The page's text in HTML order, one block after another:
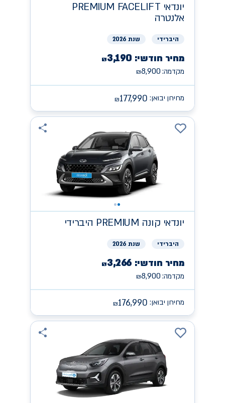
יונדאי PREMIUM FACELIFT
אלנטרה
היברידי שנת 2026
מחיר חודשי: ₪3,190
מקדמה: ₪8,900
מחירון יבואן: ₪177,990
יונדאי קונה PREMIUM היברידי
היברידי שנת 2026
מחיר חודשי: ₪3,266
מקדמה: ₪8,900
מחירון יבואן: ₪176,990